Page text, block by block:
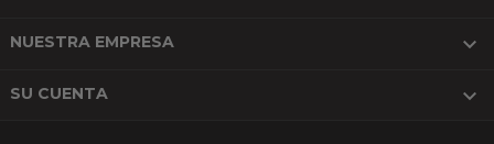
NUESTRA EMPRESA 
SU CUENTA 